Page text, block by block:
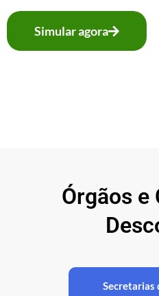
Simular agora
Órgãos
Secretarias